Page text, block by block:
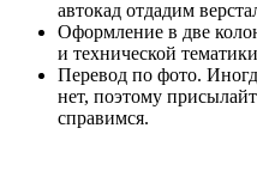
автокад отдадим
Оформление в две
и технической
Перевод по фото.
нет, поэтому
справимся.